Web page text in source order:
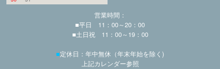
営業時間：
■平日 11：00～20：00
■土日祝 11：00～19：00
■定休日：年中無休（年末年始を除く)
上記カレンダー参照